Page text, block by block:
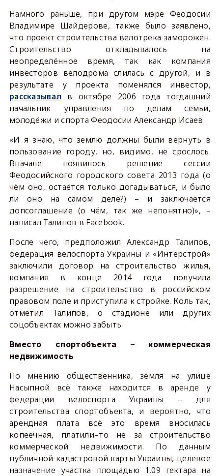
Намного раньше, при другом мэре Феодосии
Владимире Шайдерове, также было заявлено,
что проект строительства велотрека заморожен.
Строительство откладывалось на
неопределённое время, так как компания
инвесторов велодрома слилась с другой, и в
результате у проекта поменялся инвестор,
рассказывал в октябре 2006 года тогдашний
начальник управления по делам семьи,
молодёжи и спорта Феодосии Александр Исаев.
«И я знаю, что землю должны были вернуть в
пользование городу, но, видимо, не срослось.
Вначале появилось решение сессии
Феодосийского городского совета 2013 года (о
чём оно, остаётся только догадываться, и было
ли оно на самом деле?) – и заключается
допсоглашение (о чём, так же непонятно)», –
написал Талипов в Facebook.
После чего, предположил Александр Талипов,
федерация велоспорта Украины и «Интерстрой»
заключили договор на строительство жилья,
компания в конце 2014 года получила
разрешение на строительство в российском
правовом поле и приступила к стройке. Коль так,
отметил Талипов, о стадионе или других
соцобъектах можно забыть.
Вместо спортобъекта – коммерческая
недвижимость
По мнению общественника, земля на улице
Насыпной всё также находится в аренде у
федерации велоспорта Украины –для
строительства спортобъекта, и вероятно, что
арендная плата всё это время вносилась
копеечная, платили–то не за строительство
коммерческой недвижимости. По данным
публичной кадастровой карты Украины, целевое
назначение участка площадью 1,09 гектара на